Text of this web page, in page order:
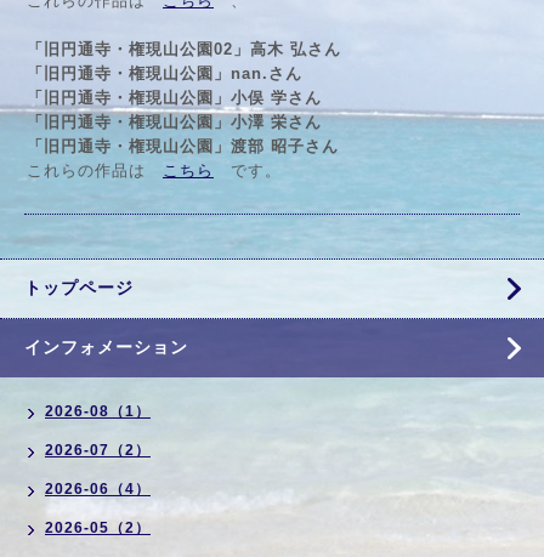
「旧円通寺・権現山公園02」高木 弘さん
「旧円通寺・権現山公園」nan.さん
「旧円通寺・権現山公園」小俣 学さん
「旧円通寺・権現山公園」小澤 栄さん
「旧円通寺・権現山公園」渡部 昭子さん
これらの作品は こちら です。
トップページ
インフォメーション
2026-08（1）
2026-07（2）
2026-06（4）
2026-05（2）